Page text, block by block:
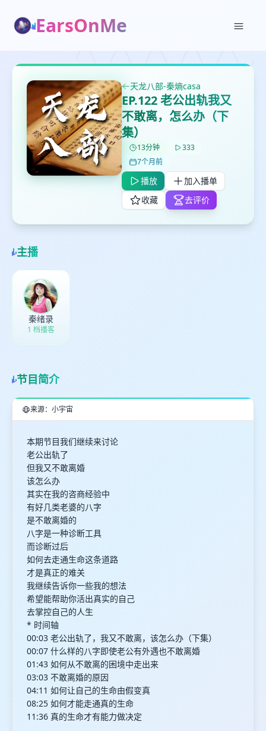
EarsOnMe
天龙八部-秦熵casa
EP.122 老公出轨我又
不敢离，怎么办（下
集）
13分钟
333
7个月前
播放
加入播单
收藏
去评价
主播
秦绪录
1 档播客
节目简介
来源：小宇宙
本期节目我们继续来讨论
老公出轨了
但我又不敢离婚
该怎么办
其实在我的咨商经验中
有好几类老婆的八字
是不敢离婚的
八字是一种诊断工具
而诊断过后
如何去走通生命这条道路
才是真正的难关
我继续告诉你一些我的想法
希望能帮助你活出真实的自己
去掌控自己的人生
* 时间轴
00:03 老公出轨了，我又不敢离，该怎么办（下集）
00:07 什么样的八字即使老公有外遇也不敢离婚
01:43 如何从不敢离的困境中走出来
03:03 不敢离婚的原因
04:11 如何让自己的生命由假变真
08:25 如何才能走通真的生命
11:36 真的生命才有能力做决定
打分
鼠标下留人
删除确认
加入播单